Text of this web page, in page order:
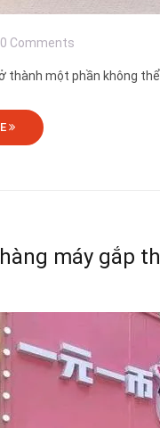
0 Comments
thành một phần không
máy gắp